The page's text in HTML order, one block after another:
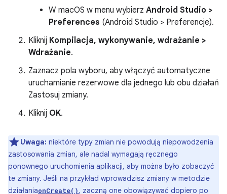
W macOS w menu wybierz Android Studio >
Preferences (Android Studio > Preferencje).
Kliknij Kompilacja, wykonywanie, wdrażanie >
Wdrażanie.
Zaznacz pola wyboru, aby włączyć automatyczne
uruchamianie rezerwowe dla jednego lub obu działań
Zastosuj zmiany.
Kliknij OK.
Uwaga: niektóre typy zmian nie powodują niepowodzenia
zastosowania zmian, ale nadal wymagają ręcznego
ponownego uruchomienia aplikacji, aby można było zobaczyć
te zmiany. Jeśli na przykład wprowadzisz zmiany w metodzie
działaniaonCreate(), zaczną one obowiązywać dopiero po